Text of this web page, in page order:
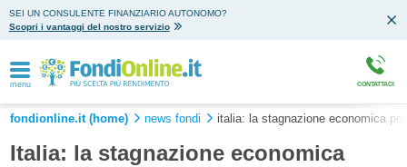
SEI UN CONSULENTE FINANZIARIO AUTONOMO?
Scopri i vantaggi del nostro servizio
menu CONTATTACI
fondionline.it (home) news fondi italia: la stagnazione economica
Italia: la stagnazione economica